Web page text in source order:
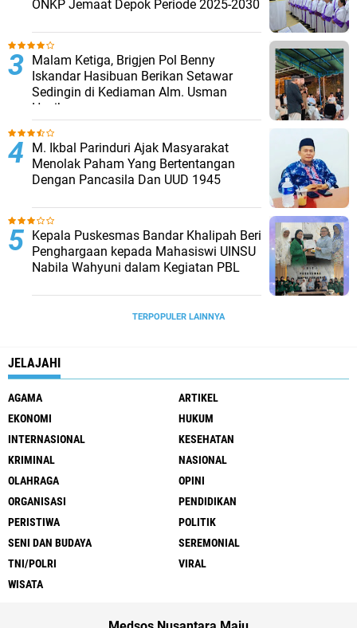
ONKP Jemaat Depok Periode 2025-2030
Malam Ketiga, Brigjen Pol Benny
Iskandar Hasibuan Berikan Setawar
Sedingin di Kediaman Alm. Usman
Hasibuan
M. Ikbal Parinduri Ajak Masyarakat
Menolak Paham Yang Bertentangan
Dengan Pancasila Dan UUD 1945
Kepala Puskesmas Bandar Khalipah Beri
Penghargaan kepada Mahasiswi UINSU
Nabila Wahyuni dalam Kegiatan PBL
TERPOPULER LAINNYA
JELAJAHI
AGAMA
ARTIKEL
EKONOMI
HUKUM
INTERNASIONAL
KESEHATAN
KRIMINAL
NASIONAL
OLAHRAGA
OPINI
ORGANISASI
PENDIDIKAN
PERISTIWA
POLITIK
SENI DAN BUDAYA
SEREMONIAL
TNI/POLRI
VIRAL
WISATA